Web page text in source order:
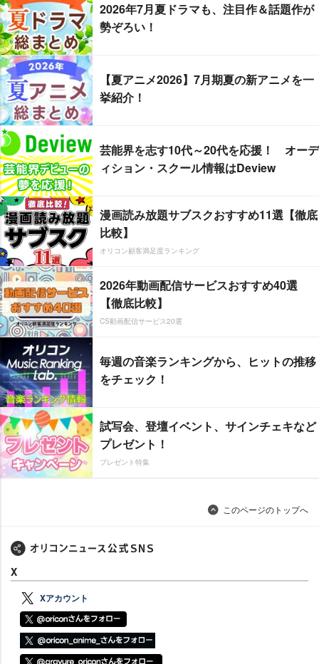
2026年7月夏ドラマも、注目作＆話題作が
勢ぞろい！
【夏アニメ2026】7月期夏の新アニメを一
挙紹介！
芸能界を志す10代～20代を応援！ オーデ
ィション・スクール情報はDeview
漫画読み放題サブスクおすすめ11選【徹底
比較】
オリコン顧客満足度ランキング
2026年動画配信サービスおすすめ40選
【徹底比較】
CS動画配信サービス20選
毎週の音楽ランキングから、ヒットの推移
をチェック！
試写会、登壇イベント、サインチェキなど
プレゼント！
プレゼント特集
このページのトップへ
X
Xアカウント